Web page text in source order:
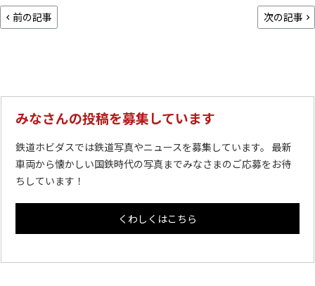
前の記事 次の記事
みなさんの投稿を募集しています
鉄道ホビダスでは鉄道写真やニュースを募集しています。 最新
車両から懐かしい国鉄時代の写真までみなさまのご応募をお待
ちしています！
くわしくはこちら